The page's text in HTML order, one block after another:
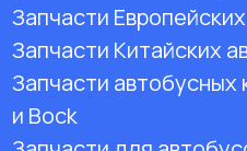
Запчасти
Запчасти Китайских
Запчасти автобусных
и Bock